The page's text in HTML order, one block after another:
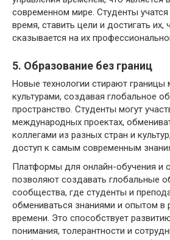
современном мире. Студенты
время, ставить цели и достигать их,
сказывается на их
5. Образование без границ
Новые технологии стирают границы
культурами, создавая глобальное
пространство. Студенты могут
международных проектах,
коллегами из разных стран и
доступ к самым современным
Платформы для онлайн-обучения и
позволяют создавать глобальные
сообщества, где студенты и
обмениваться знаниями и опытом в
времени. Это способствует
понимания, толерантности и